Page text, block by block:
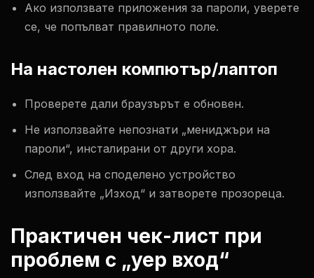
Ако използвате приложения за пароли, уверете
се, че попълват правилното поле.
На настолен компютър/лаптоп
Проверете дали браузърът е обновен.
Не използвайте непознати „мениджъри на
пароли“, инсталирани от други хора.
След вход на споделено устройство
използвайте „Изход“ и затворете прозореца.
Практичен чек-лист при
проблем с „yep вход“